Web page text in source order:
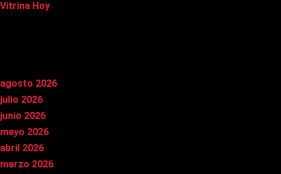
Vitrina Hoy
agosto 2026
julio 2026
junio 2026
mayo 2026
abril 2026
marzo 2026